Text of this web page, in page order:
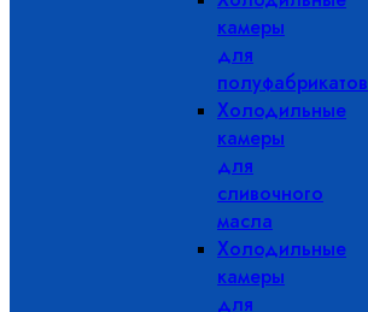
камеры
для
полуфабрикатов
Холодильные
камеры
для
сливочного
масла
Холодильные
камеры
для